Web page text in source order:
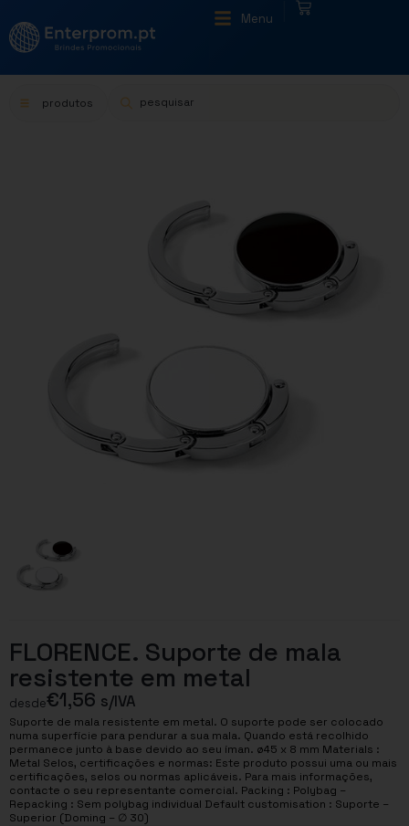
Menu
produtos
FLORENCE. Suporte de mala
resistente em metal
desde€1,56 s/IVA
Suporte de mala resistente em metal. O suporte pode ser colocado
numa superfície para pendurar a sua mala. Quando está recolhido
permanece junto à base devido ao seu íman. ø45 x 8 mm Materials :
Metal Selos, certificações e normas: Este produto possui uma ou mais
certificações, selos ou normas aplicáveis. Para mais informações,
contacte o seu representante comercial. Packing : Polybag –
Repacking : Sem polybag individual Default customisation : Suporte –
Superior (Doming – ∅ 30)